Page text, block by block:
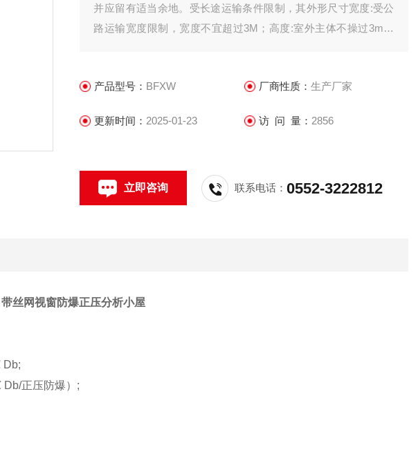
并应留有适当余地。受长途运输条件限制，其外形尺寸宽度:受公
路运输宽度限制，宽度不宜超过3M；高度:室外主体不操过3m，
作，运输到现场后在组合成一体
产品型号： BFXW 厂商性质： 生产厂家
更新时间： 2025-01-23 访 问 量： 2856
立即咨询 联系电话：0552-3222812
带丝网视窗防爆正压分析小屋
Db;
Db/正压防爆）;